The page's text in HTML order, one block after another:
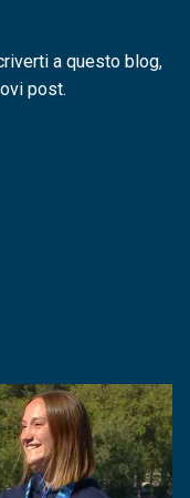
a questo blog,
post.